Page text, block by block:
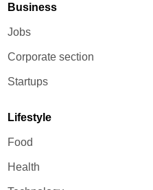
Business
Jobs
Corporate section
Startups
Lifestyle
Food
Health